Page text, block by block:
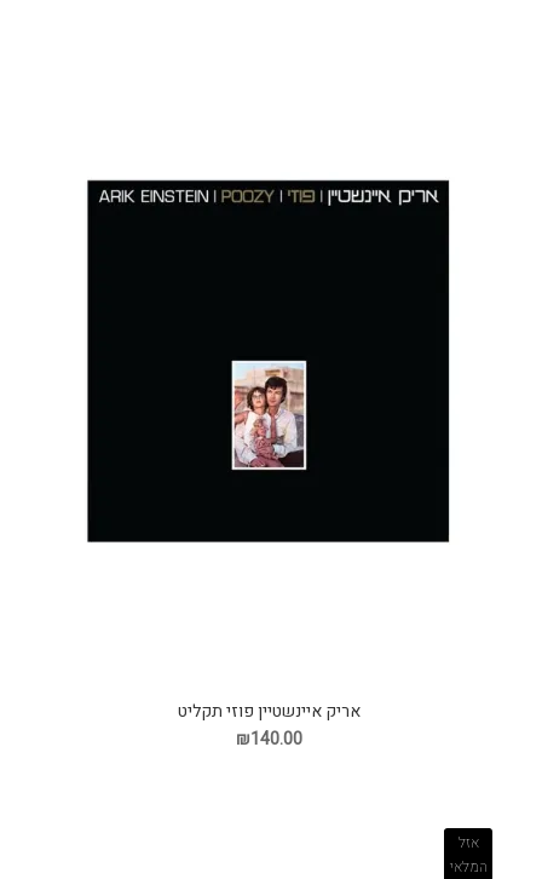
אריק איינשטיין פוזי תקליט
₪140.00
אזל
המלאי